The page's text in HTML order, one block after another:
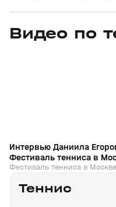
Видео по
11 июл, 16:17
Интервью Даниила
Фестиваль тенниса в
Фестиваль тенниса в Москве
Теннис